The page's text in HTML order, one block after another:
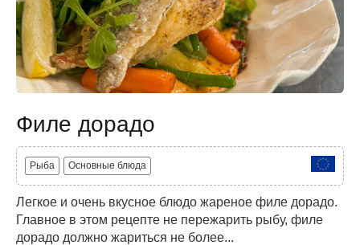
Филе дорадо
Рыба Основные блюда
Легкое и очень вкусное блюдо жареное филе дорадо.
Главное в этом рецепте не пережарить рыбу, филе
дорадо должно жариться не более...